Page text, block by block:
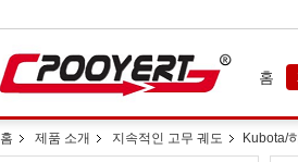
홈
홈 제품 소개 지속적인 고무 궤도 Kubota/